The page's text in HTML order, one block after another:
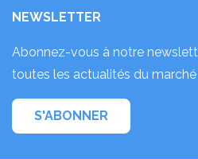
NEWSLETTER
Abonnez-vous à notre
toutes les actualités du
S'ABONNER